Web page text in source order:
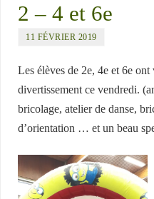
2 – 4 et 6e
11 FÉVRIER 2019
Les élèves de 2e, 4e et 6e
divertissement ce vendredi.
bricolage, atelier de danse,
d’orientation … et un beau